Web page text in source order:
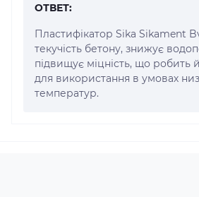
ОТВЕТ:
Пластифікатор Sika Sikament
текучість бетону, знижує
підвищує міцність, що робить
для використання в умовах
температур.